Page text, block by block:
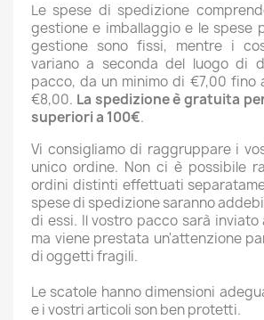
Le spese di spedizione
gestione e imballaggio e le spese
gestione sono fissi, mentre i
variano a seconda del luogo di
pacco, da un minimo di €7,00 fino
€8,00. La spedizione è gratuita
superiori a 100€.
Vi consigliamo di raggruppare i
unico ordine. Non ci è possibile
ordini distinti effettuati
spese di spedizione saranno
di essi. Il vostro pacco sarà inviato
ma viene prestata un'attenzione
di oggetti fragili.
Le scatole hanno dimensioni
e i vostri articoli son ben protetti.